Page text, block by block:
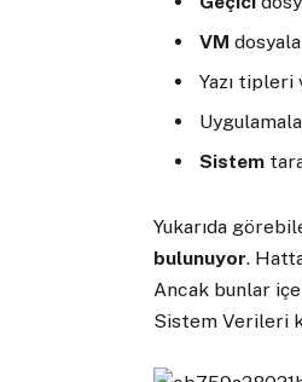
VM
Yazı tipleri
Sistem
Yukarıda
bulunuyor.
Ancak bunlar
Sistem Verileri